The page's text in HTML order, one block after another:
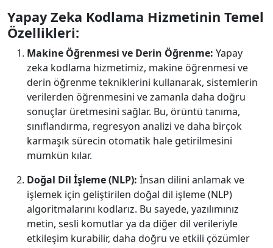
Yapay Zeka Kodlama Hizmetinin Temel
Özellikleri:
Makine Öğrenmesi ve Derin Öğrenme: Yapay
zeka kodlama hizmetimiz, makine öğrenmesi ve
derin öğrenme tekniklerini kullanarak, sistemlerin
verilerden öğrenmesini ve zamanla daha doğru
sonuçlar üretmesini sağlar. Bu, örüntü tanıma,
sınıflandırma, regresyon analizi ve daha birçok
karmaşık sürecin otomatik hale getirilmesini
mümkün kılar.
Doğal Dil İşleme (NLP): İnsan dilini anlamak ve
işlemek için geliştirilen doğal dil işleme (NLP)
algoritmalarını kodlarız. Bu sayede, yazılımınız
metin, sesli komutlar ya da diğer dil verileriyle
etkileşim kurabilir, daha doğru ve etkili çözümler